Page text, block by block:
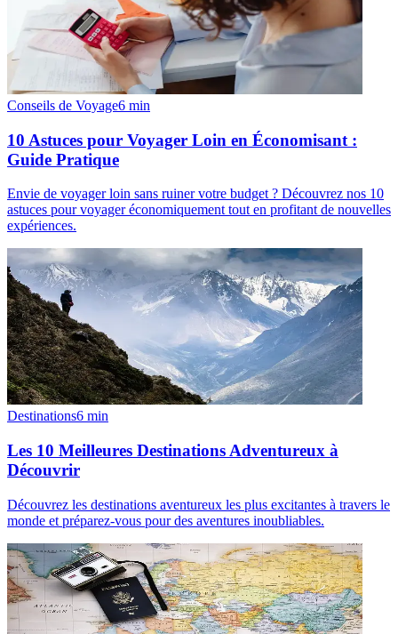
Conseils de Voyage6 min
10 Astuces pour Voyager Loin en Économisant :
Guide Pratique
Envie de voyager loin sans ruiner votre budget ? Découvrez nos 10
astuces pour voyager économiquement tout en profitant de nouvelles
expériences.
Destinations6 min
Les 10 Meilleures Destinations Adventureux à
Découvrir
Découvrez les destinations aventureux les plus excitantes à travers le
monde et préparez-vous pour des aventures inoubliables.